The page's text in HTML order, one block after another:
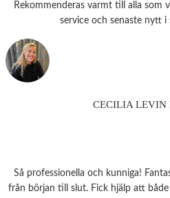
Rekommenderas varmt till alla som
service och senaste nytt i
CECILIA LEVIN
Så professionella och kunniga!
från början till slut. Fick hjälp att